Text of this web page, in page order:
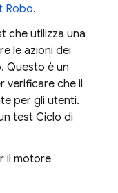
Robo.
che utilizza una
le azioni dei
Questo è un
verificare che il
per gli utenti.
test Ciclo di
il motore